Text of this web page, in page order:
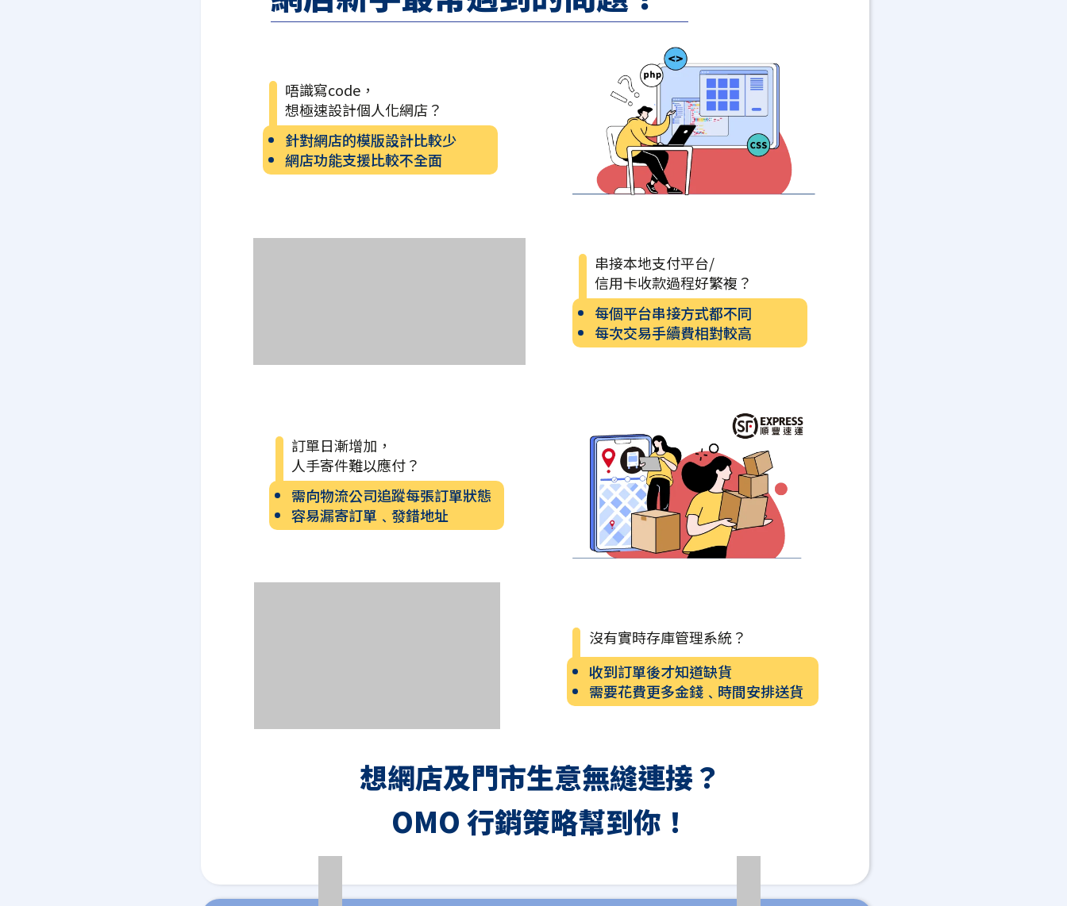
唔識寫code，
想極速設計個人化網店？
針對網店的模版設計比較少
網店功能支援比較不全面
串接本地支付平台/
信用卡收款過程好繁複？
每個平台串接方式都不同
每次交易手續費相對較高
訂單日漸增加，
人手寄件難以應付？
需向物流公司追蹤每張訂單狀態
容易漏寄訂單﹑發錯地址
沒有實時存庫管理系統？
收到訂單後才知道缺貨
需要花費更多金錢﹑時間安排送貨
想網店及門市生意無縫連接？
OMO 行銷策略幫到你！